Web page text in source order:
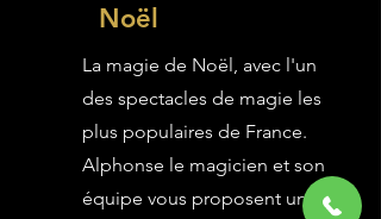
Noël
La magie de Noël, avec l'un
des spectacles de magie les
plus populaires de France.
Alphonse le magicien et son
équipe vous proposent une